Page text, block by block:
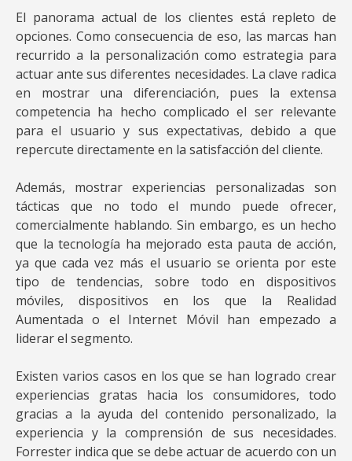
El panorama actual de los clientes está repleto de
opciones. Como consecuencia de eso, las marcas han
recurrido a la personalización como estrategia para
actuar ante sus diferentes necesidades. La clave radica
en mostrar una diferenciación, pues la extensa
competencia ha hecho complicado el ser relevante
para el usuario y sus expectativas, debido a que
repercute directamente en la satisfacción del cliente.
Además, mostrar experiencias personalizadas son
tácticas que no todo el mundo puede ofrecer,
comercialmente hablando. Sin embargo, es un hecho
que la tecnología ha mejorado esta pauta de acción,
ya que cada vez más el usuario se orienta por este
tipo de tendencias, sobre todo en dispositivos
móviles, dispositivos en los que la Realidad
Aumentada o el Internet Móvil han empezado a
liderar el segmento.
Existen varios casos en los que se han logrado crear
experiencias gratas hacia los consumidores, todo
gracias a la ayuda del contenido personalizado, la
experiencia y la comprensión de sus necesidades.
Forrester indica que se debe actuar de acuerdo con un